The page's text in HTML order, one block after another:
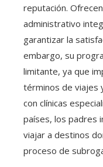
reputación.
administrativo
garantizar la
embargo, su
limitante, ya que
términos de viajes
con clínicas
países, los padres
viajar a destinos
proceso de